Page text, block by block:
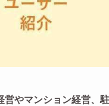
営やマンション経営、